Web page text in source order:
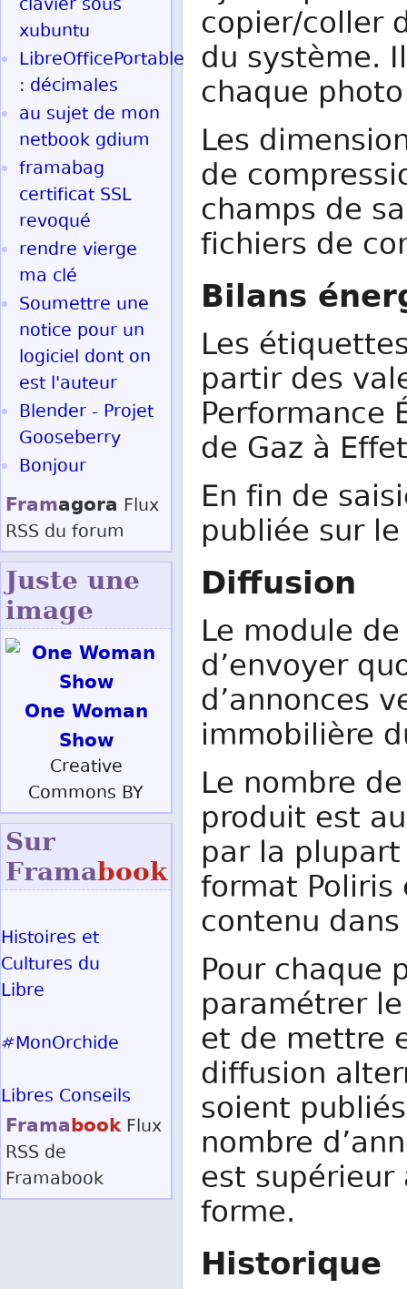
copier/coller
du système.
chaque
Les
de
champs de
fichiers de
Bilans
Les
partir des
Performance
de Gaz à
En fin de
publiée sur
Diffusion
Le module
d’envoyer
d’annonces
immobilière
Le nombre
produit est
par la
format Poliris
contenu
Pour chaque
paramétrer
et de mettre
diffusion
soient
nombre
est
forme.
Historique
clavier sous
xubuntu
LibreOfficePortable
: décimales
au sujet de mon
netbook gdium
framabag
certificat SSL
revoqué
rendre vierge
ma clé
Soumettre une
notice pour un
logiciel dont on
est l'auteur
Blender - Projet
Gooseberry
Bonjour
Framagora Flux
RSS du forum
Juste une
image
One Woman
Show
Creative
Commons BY
Sur
Framabook
Histoires et
Cultures du
Libre
#MonOrchide
Libres Conseils
Framabook Flux
RSS de
Framabook